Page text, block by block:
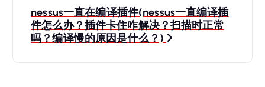
nessus一直在编译插件(nessus一直编译插
件怎么办？插件卡住咋解决？扫描时正常
吗？编译慢的原因是什么？)